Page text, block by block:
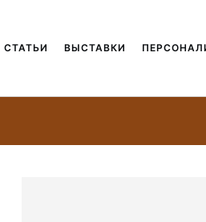
СТАТЬИ ВЫСТАВКИ